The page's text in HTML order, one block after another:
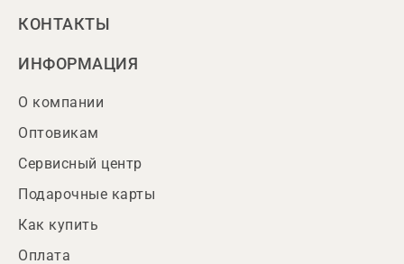
КОНТАКТЫ
ИНФОРМАЦИЯ
О компании
Оптовикам
Сервисный центр
Подарочные карты
Как купить
Оплата